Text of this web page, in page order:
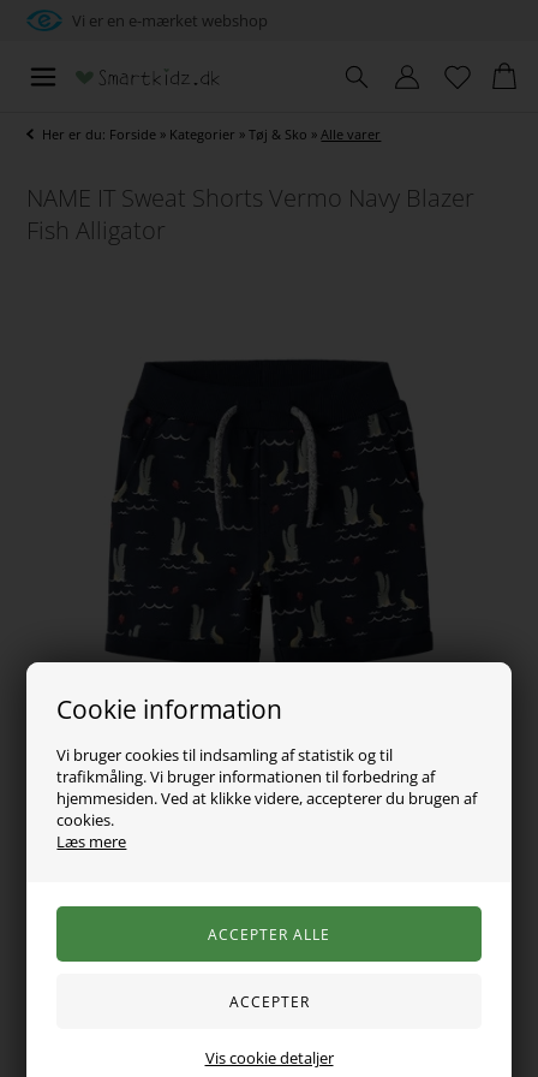
Cookie information
Vi bruger cookies til indsamling af statistik og til
trafikmåling. Vi bruger informationen til forbedring af
hjemmesiden. Ved at klikke videre, accepterer du brugen af
cookies.
Læs mere
Vis cookie detaljer
Vi er en e-mærket webshop
Her er du: Forside » Kategorier »Tøj & Sko »Alle varer
NAME IT Sweat Shorts Vermo Navy Blazer
Fish Alligator
Vælg Størrelse